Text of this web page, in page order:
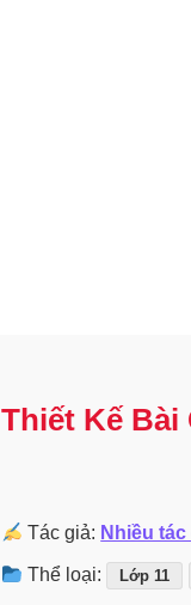
Thiết Kế Bài
Tác giả: Nhiều tác
Thể loại: Lớp 11